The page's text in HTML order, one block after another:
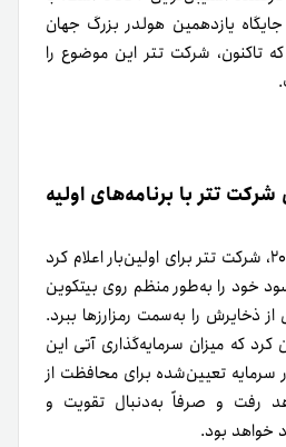
یازدهمین هولدر بزرگ جهان
تاکنون، شرکت تتر این موضوع را
تتر با برنامه‌های اولیه
در گزارش سه‌ماهه اول ۲۰۲۳، شرکت تتر برای اولین‌بار اعلام کرد
از سود خود را به‌طور منظم روی بیتکوین
ذخایرش را به‌سمت رمزارزها ببرد.
کرد که میزان سرمایه‌گذاری آتی این
سرمایه تعیین‌شده برای محافظت از
رفت و صرفاً به‌دنبال تقویت و
خواهد بود.